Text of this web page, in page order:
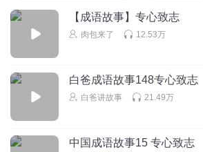
【成语故事】专心致志
肉包来了 12.53万
白爸成语故事148专心致志
白爸讲故事 21.49万
中国成语故事15 专心致志